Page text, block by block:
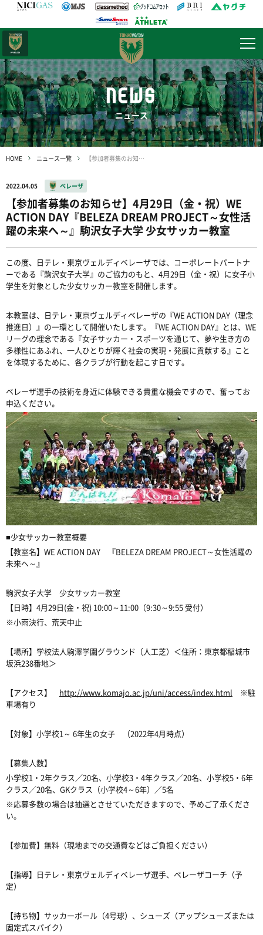
NEWS
ニュース
HOME ニュース一覧 【参加者募集のお知らせ】4月29日（金・祝）WE ACTION DAY『BELEZA DREAM PROJECT～女性活躍の未来へ～』駒沢女子大学 少女サッカー教室
2022.04.05 ベレーザ
【参加者募集のお知らせ】4月29日（金・祝）WE
ACTION DAY『BELEZA DREAM PROJECT～女性活
躍の未来へ～』駒沢女子大学 少女サッカー教室
この度、日テレ・東京ヴェルディベレーザでは、コーポレートパートナ
ーである『駒沢女子大学』のご協力のもと、4月29日（金・祝）に女子小
学生を対象とした少女サッカー教室を開催します。
本教室は、日テレ・東京ヴェルディベレーザの『WE ACTION DAY（理念
推進日）』の一環として開催いたします。『WE ACTION DAY』とは、WE
リーグの理念である『女子サッカー・スポーツを通じて、夢や生き方の
多様性にあふれ、一人ひとりが輝く社会の実現・発展に貢献する』こと
を体現するために、各クラブが行動を起こす日です。
ベレーザ選手の技術を身近に体験できる貴重な機会ですので、奮ってお
申込ください。
■少女サッカー教室概要
【教室名】WE ACTION DAY 『BELEZA DREAM PROJECT～女性活躍の
未来へ～』
駒沢女子大学 少女サッカー教室
【日時】4月29日(金・祝) 10:00～11:00（9:30～9:55 受付）
※小雨決行、荒天中止
【場所】学校法人駒澤学園グラウンド（人工芝）＜住所：東京都稲城市
坂浜238番地＞
【アクセス】 http://www.komajo.ac.jp/uni/access/index.html ※駐
車場有り
【対象】小学校1～ 6年生の女子 （2022年4月時点）
【募集人数】
小学校1・2年クラス／20名、小学校3・4年クラス／20名、小学校5・6年
クラス／20名、GKクラス（小学校4～6年）／5名
※応募多数の場合は抽選とさせていただきますので、予めご了承くださ
い。
【参加費】無料（現地までの交通費などはご負担ください）
【指導】日テレ・東京ヴェルディベレーザ選手、ベレーザコーチ（予
定）
【持ち物】サッカーボール（4号球）、シューズ（アップシューズまたは
固定式スパイク）